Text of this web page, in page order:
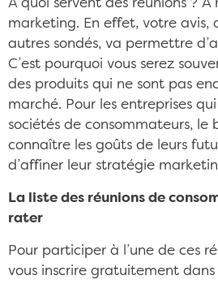
A quoi servent des réunions ?
marketing. En effet, votre avis,
autres sondés, va permettre
C’est pourquoi vous serez
des produits qui ne sont pas
marché. Pour les entreprises
sociétés de consommateurs, le
connaître les goûts de leurs
d’affiner leur stratégie
La liste des réunions de
rater
Pour participer à l’une de ces
vous inscrire gratuitement dans